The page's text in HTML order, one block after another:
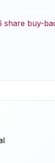
share buy-